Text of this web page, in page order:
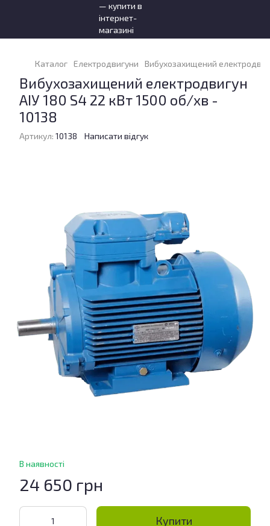
Каталог Електродвигуни Вибухозахищений
Вибухозахищений електродвигун
АІУ 180 S4 22 кВт 1500 об/хв -
10138
Артикул: 10138 Написати відгук
В наявності
24 650 грн
Купити